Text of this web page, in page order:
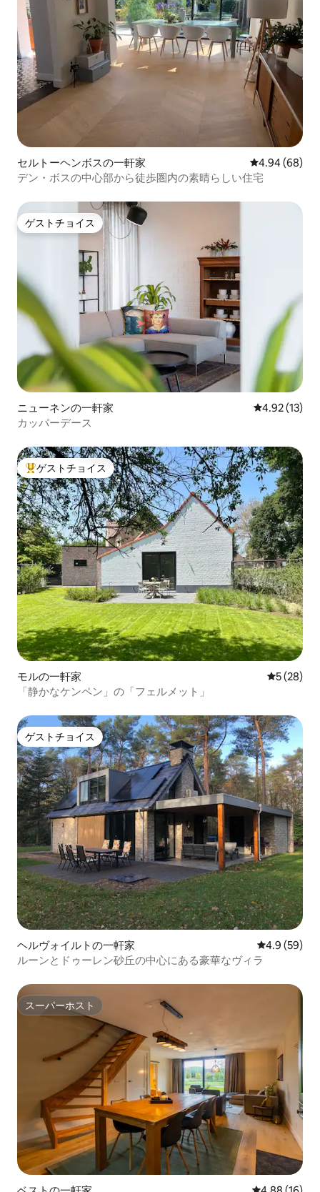
セルトーヘンボスの一軒家 レビュー68件
4.94 (68)
デン・ボスの中心部から徒歩圏内の素晴らしい住宅
ゲストチョイス
ゲストチョイス
ニューネンの一軒家 レビュー13
4.92 (13)
カッパーデース
大好評のゲストチョイスです。
ゲストチョイス
モルの一軒家 レビュー
5 (28)
「静かなケンペン」の「フェルメット」
ゲストチョイス
ゲストチョイス
ヘルヴォイルトの一軒家 レビュー59
4.9 (59)
ルーンとドゥーレン砂丘の中心にある豪華なヴィラ
スーパーホスト
スーパーホスト